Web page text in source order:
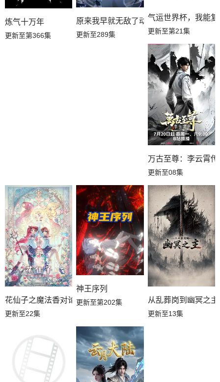
炼气十万年
更新至第366集
原来我早就无敌了动态漫
更新至289集
气运世界杯，我能
更新至第21集
万古至尊：李云霄传
更新至08集
花仙子之魔法香对论
更新至22集
神王序列
更新至第202集 从乱葬岗到幽冥之主
更新至13集